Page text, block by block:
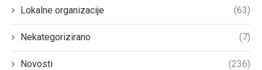
Lokalne organizacije (63)
Nekategorizirano (7)
Novosti (236)